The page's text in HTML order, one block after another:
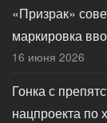
«Призрак»
маркировка
16 июня 2026
Гонка с
нацпроекта по